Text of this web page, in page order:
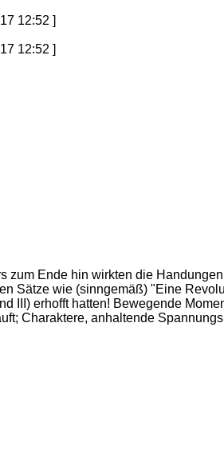
12:52 ]
12:52 ]
zum Ende hin wirkten die
Sätze wie (sinngemäß) "Eine
III) erhofft hatten! Bewegende
Charaktere, anhaltende